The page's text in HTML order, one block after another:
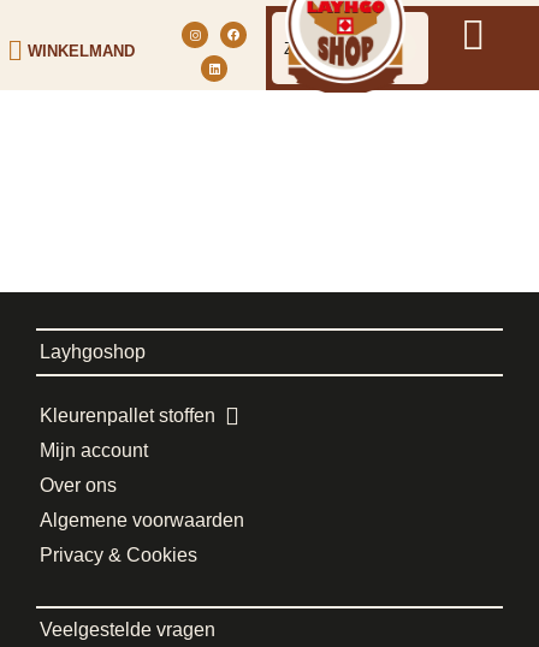
WINKELMAND
Layhgoshop
Kleurenpallet stoffen
Mijn account
Over ons
Algemene voorwaarden
Privacy & Cookies
Veelgestelde vragen